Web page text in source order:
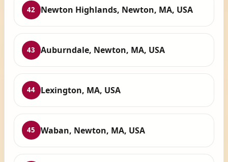
42 Newton Highlands, Newton, MA, USA
43 Auburndale, Newton, MA, USA
44 Lexington, MA, USA
45 Waban, Newton, MA, USA